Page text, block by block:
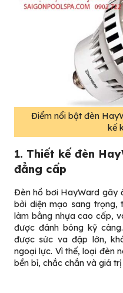
Điểm nổi bật đèn
kế
1. Thiết kế đèn
đẳng cấp
Đèn hồ bơi HayWard gây
bởi diện mạo sang trọng,
làm bằng nhựa cao cấp,
được đánh bóng kỹ
được sức va đập lớn,
ngoại lực. Vì thế, loại đèn
bền bỉ, chắc chắn và giá